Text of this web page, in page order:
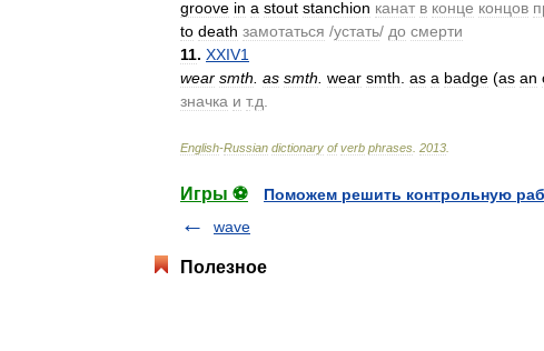
groove in a stout stanchion канат в конце концов
to death замотаться /устать/ до смерти
11. XXIV1
wear smth as smth wear smth as a badge (as an
значка и т.д
English-Russian dictionary of verb phrases 2013
Игры ⚽
Поможем решить контрольную
wave
Полезное